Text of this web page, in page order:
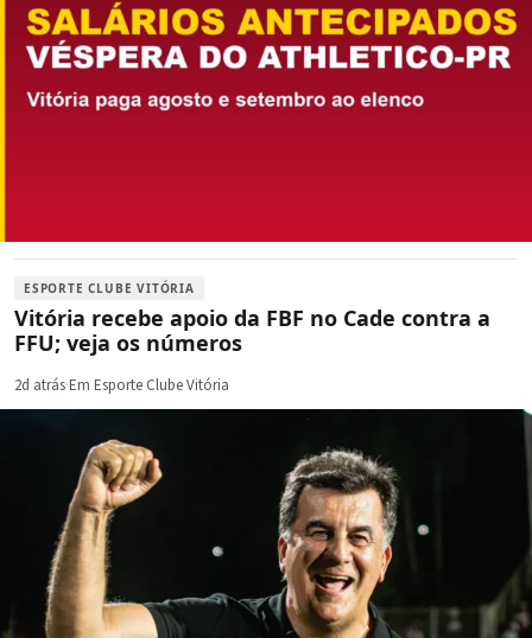
ESPORTE CLUBE VITÓRIA
Vitória recebe apoio da FBF no Cade contra a
FFU; veja os números
2d atrás·Em Esporte Clube Vitória